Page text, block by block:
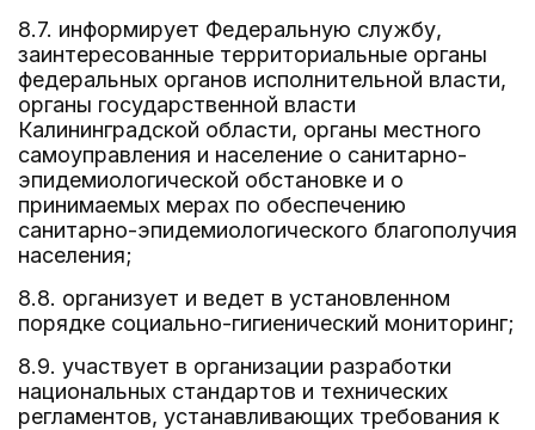
8.7. информирует Федеральную службу,
заинтересованные территориальные органы
федеральных органов исполнительной власти,
органы государственной власти
Калининградской области, органы местного
самоуправления и население о санитарно-
эпидемиологической обстановке и о
принимаемых мерах по обеспечению
санитарно-эпидемиологического благополучия
населения;
8.8. организует и ведет в установленном
порядке социально-гигиенический мониторинг;
8.9. участвует в организации разработки
национальных стандартов и технических
регламентов, устанавливающих требования к